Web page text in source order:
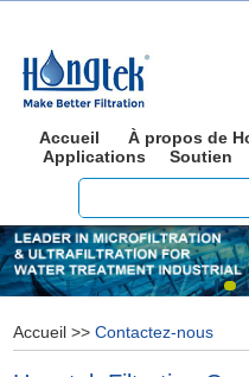
Accueil À propos de
Applications
Soutien
Accueil >>Contactez-nous